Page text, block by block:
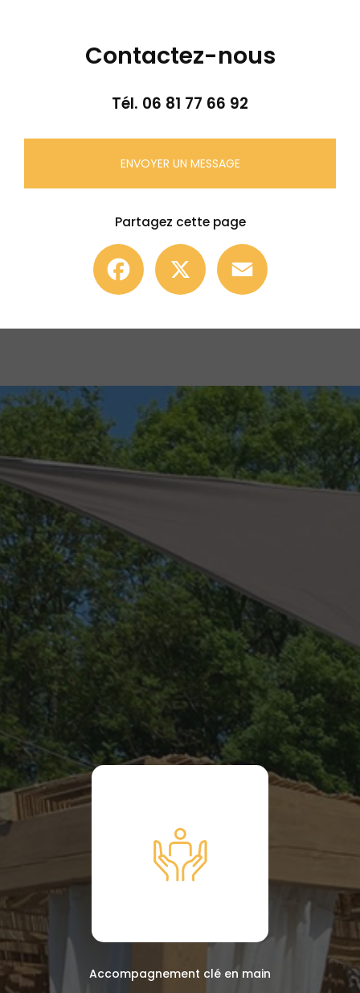
Contactez-nous
Tél. 06 81 77 66 92
ENVOYER UN MESSAGE
Partagez cette page
Facebook
Accompagnement clé en main